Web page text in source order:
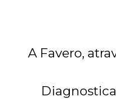
A Favero,